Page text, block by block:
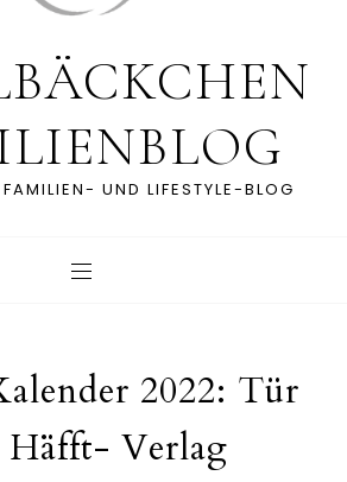
UND LIFESTYLE-BLOG
2022: Tür
Häfft- Verlag